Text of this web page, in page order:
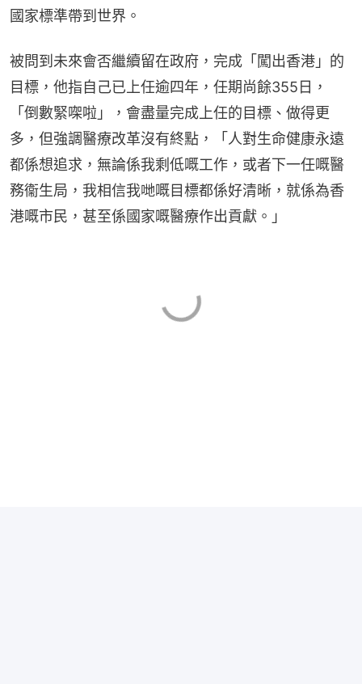
國家標準帶到世界。
被問到未來會否繼續留在政府，完成「闖出香港」的
目標，他指自己已上任逾四年，任期尚餘355日，
「倒數緊㗎啦」，會盡量完成上任的目標、做得更
多，但強調醫療改革沒有終點，「人對生命健康永遠
都係想追求，無論係我剩低嘅工作，或者下一任嘅醫
務衞生局，我相信我哋嘅目標都係好清晰，就係為香
港嘅市民，甚至係國家嘅醫療作出貢獻。」